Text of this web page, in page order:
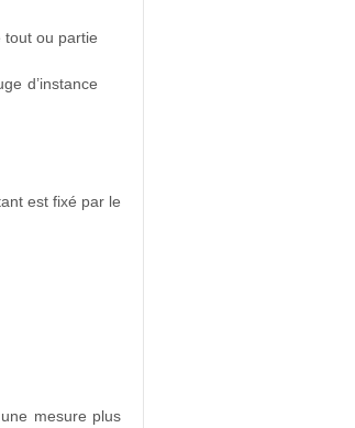
tout ou partie
d’instance
est fixé par le
mesure plus